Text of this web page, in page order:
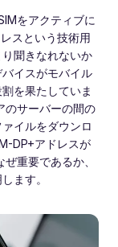
をアクティブに
スという技術用
聞きなれないか
イスがモバイル
を果たしていま
のサーバーの間の
イルをダウンロ
DP+アドレスが
重要であるか、
ます。